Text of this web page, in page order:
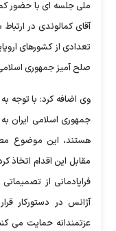
ملی جلسه ای با حضور
آقای کمالوندی در
تعدادی از کشورهای
صلح آمیز جمهوری
وی اضافه کرد: با توجه
جمهوری اسلامی ایران
هستند، این موضوع
مقابل این اقدام
فراپادمانی از
آژانس در دستورکار
عزتمندانه حمایت می